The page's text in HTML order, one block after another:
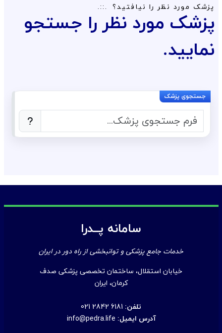
پزشک مورد نظر را نیافتید؟
پزشک مورد نظر را جستجو
نمایید.
سامانه پــدرا
خدمات جامع پزشکی و توانبخشی از راه دور در ایران
خیابان استقلال، ساختمان تخصصی پزشکی صدف
کرمان، ایران
تلفن: 021 2842 6181
آدرس ایمیل: info@pedra.life